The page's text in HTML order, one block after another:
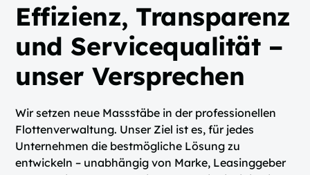
Effizienz, Transparenz
und Servicequalität –
unser Versprechen
Wir setzen neue Massstäbe in der professionellen
Flottenverwaltung. Unser Ziel ist es, für jedes
Unternehmen die bestmögliche Lösung zu
entwickeln – unabhängig von Marke, Leasinggeber